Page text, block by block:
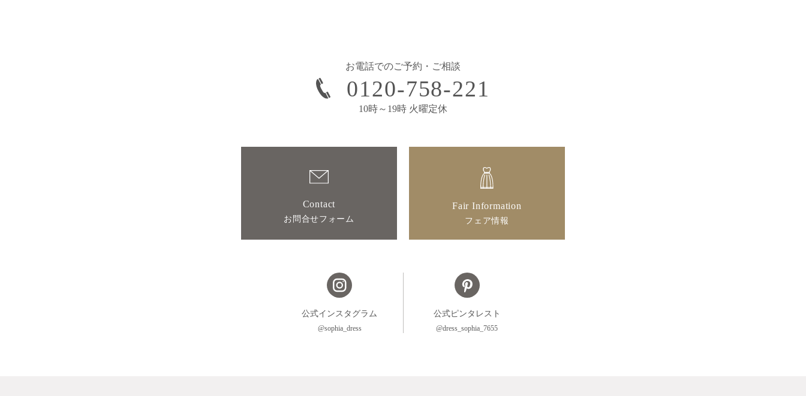
お電話でのご予約・ご相談
0120-758-221
10時～19時 火曜定休
Contact
お問合せフォーム
Fair Information
フェア情報
公式インスタグラム
@sophia_dress
公式ピンタレスト
@dress_sophia_7655